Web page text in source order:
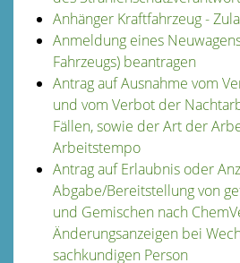
Anhänger Kraftfahrzeug -
Anmeldung eines
Fahrzeugs) beantragen
Antrag auf Ausnahme vom
und vom Verbot der
Fällen, sowie der Art der
Arbeitstempo
Antrag auf Erlaubnis oder
Abgabe/Bereitstellung von
und Gemischen nach
Änderungsanzeigen bei
sachkundigen Person